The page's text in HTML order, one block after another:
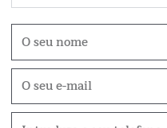
Nome
Correio
Telefone